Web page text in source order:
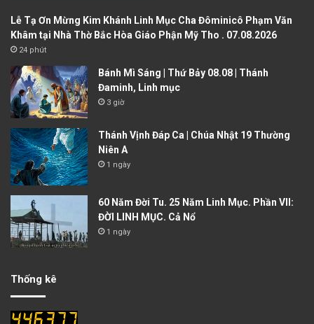
Lễ Tạ Ơn Mừng Kim Khánh Linh Mục Cha Đôminicô Phạm Văn
Khâm tại Nhà Thờ Bắc Hòa Giáo Phận Mỹ Tho . 07.08.2026
24 phút
Bánh Mì Sáng | Thứ Bảy 08.08 | Thánh
Đaminh, Linh mục
3 giờ
Thánh Vịnh Đáp Ca | Chúa Nhật 19 Thường
Niên A
1 ngày
60 Năm Đời Tu. 25 Năm Linh Mục. Phần VII:
ĐỜI LINH MỤC. Cả Nổ
1 ngày
Thống kê